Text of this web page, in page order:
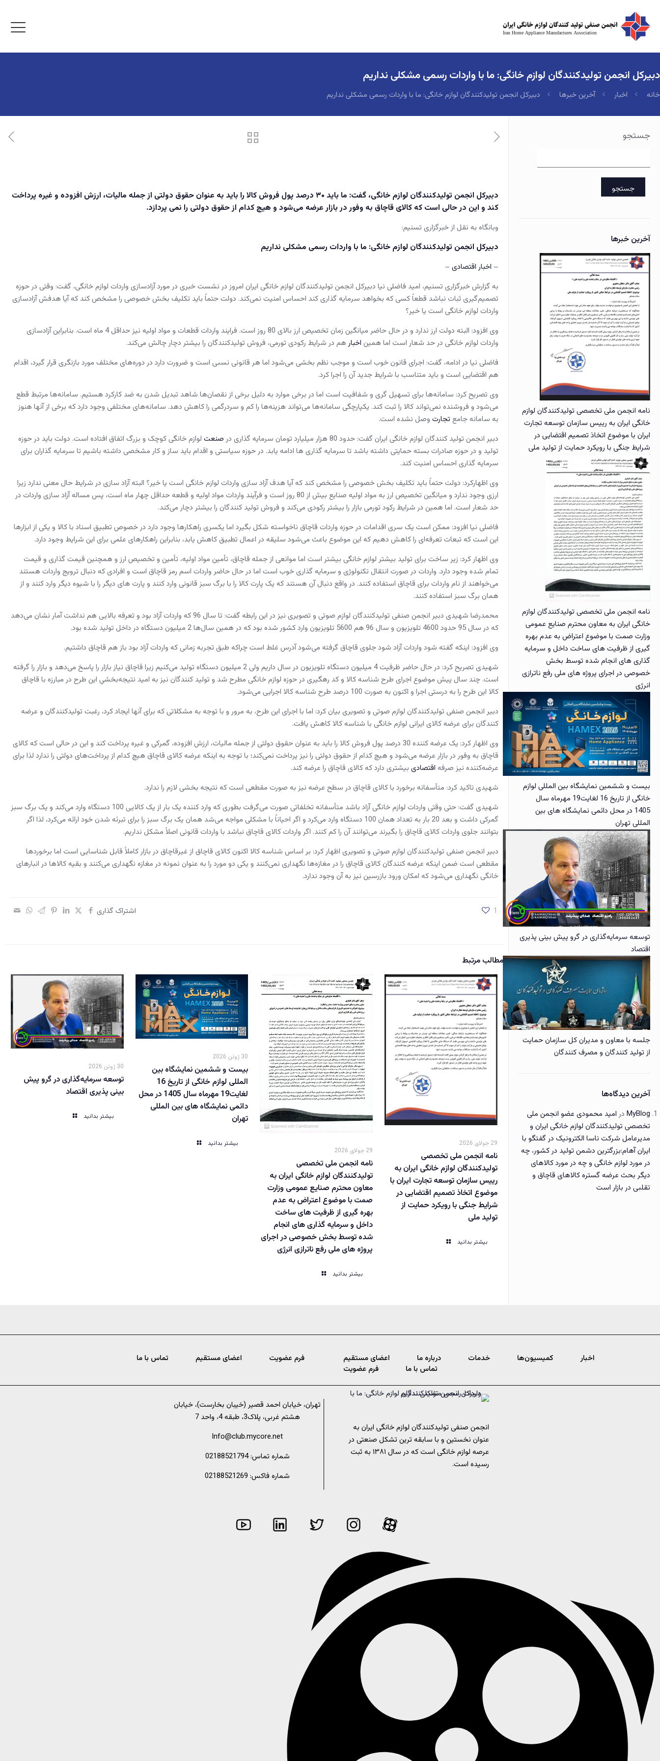
دبیرکل انجمن تولیدکنندگان لوازم خانگی: ما با واردات رسمی مشکلی نداریم
خانه اخبار آخرین خبرها دبیرکل انجمن تولیدکنندگان لوازم خانگی: ما با واردات رسمی مشکلی نداریم
دبیرکل انجمن تولیدکنندگان لوازم خانگی، گفت: ما باید ۳۰ درصد پول فروش کالا را باید به عنوان حقوق دولتی از جمله مالیات‌، ارزش افزوده و غیره پرداخت
کند و این در حالی است که کالای قاچاق به وفور در بازار عرضه می‌شود و هیچ کدام از حقوق دولتی را نمی پردازد.
وبانگاه به نقل از خبرگزاری تسنیم:
دبیرکل انجمن تولیدکنندگان لوازم خانگی: ما با واردات رسمی مشکلی نداریم
– اخبار اقتصادی –
به گزارش خبرگزاری تسنیم، امید فاضلی نیا دبیرکل انجمن تولیدکنندگان لوازم خانگی ایران امروز در نشست خبری در مورد آزادسازی واردات لوازم خانگی، گفت: وقتی در حوزه
تصمیم‌گیری ثبات نباشد قطعاً کسی که بخواهد سرمایه گذاری کند احساس امنیت نمی‌کند. دولت حتماً باید تکلیف بخش خصوصی را مشخص کند که آیا هدفش آزادسازی
واردات لوازم خانگی است یا خیر؟
وی افزود: البته دولت ارز ندارد و در حال حاضر میانگین زمان تخصیص ارز بالای 80 روز است. فرایند واردات قطعات و مواد اولیه نیز حداقل 4 ماه است. بنابراین آزادسازی
واردات لوازم خانگی در حد شعار است اما همین اخبارهم در شرایط رکودی تورمی، فروش تولیدکنندگان را بیشتر دچار چالش می‌کند.
فاضلی نیا در ادامه، گفت: اجرای قانون خوب است و موجب نظم بخشی می‌شود اما هر قانونی نسبی است و ضرورت دارد در دوره‌های مختلف مورد بازنگری قرار گیرد، اقدام
هم اقتضایی است و باید متناسب با شرایط جدید آن را اجرا کرد.
وی تصریح کرد: سامانه‌ها برای تسهیل گری و شفافیت است اما در برخی موارد به دلیل برخی از نقصان‌ها شاهد تبدیل شدن به ضد کارکرد هستیم. سامانه‌ها مرتبط قطع
می‌شود و فروشنده نمی‌تواند کالا را ثبت کند. یکپارچگی سامانه‌ها می‌تواند هزینه‌ها را کم و سردرگمی را کاهش دهد. سامانه‌های مختلفی وجود دارد که برخی از آنها هنوز
به سامانه جامع تجارت وصل نشده است.
دبیر انجمن تولید کنندگان لوازم خانگی ایران گفت: حدود 80 هزار میلیارد تومان سرمایه گذاری در
صنعت لوازم خانگی کوچک و بزرگ اتفاق افتاده است. دولت باید در حوزه
تولید و در حوزه صادرات بسته حمایتی داشته باشد تا سرمایه گذاری ها ادامه یابد. در حوزه سیاستی و اقدام باید ساز و کار مشخصی داشته باشیم تا سرمایه گذاران برای
سرمایه گذاری احساس امنیت کند.
وی اظهارکرد: دولت حتماً باید تکلیف بخش خصوصی را مشخص کند که آیا هدف آزاد سازی واردات لوازم خانگی است یا خیر؟ البته آزاد سازی در شرایط حال معنی ندارد زیرا
ارزی وجود ندارد و میانگین تخصیص ارز به مواد اولیه صنایع بیش از 80 روز است و فرآیند واردات مواد اولیه و قطعه حداقل چهار ماه است، پس مساله آزاد سازی واردات در
حد شعار است. اما همین در شرایط رکود تورمی بازار را بیشتر رکودی می‌کند و فروش تولید کنندگان را بیشتر دچار می‌کند.
فاضلی نیا افزود: ممکن است یک سری اقدامات در حوزه واردات قاچاق ناخواسته شکل بگیرد اما یکسری راهکارها وجود دارد در خصوص تطبیق اسناد با کالا و یکی از ابزارها
این است که تبعات تعرفه‌ای را کاهش دهیم که این موضوع باعث می‌شود سلیقه در اعمال تطبیق کاهش یابد، بنابراین راهکارهای علمی برای این شرایط وجود دارد.
وی اظهار کرد: زیر ساخت برای تولید بیشتر لوازم خانگی بیشتر است اما موانعی از جمله قاچاق، تأمین مواد اولیه، تأمین و تخصیص ارز و همچنین قیمت گذاری و قیمت
تمام شده وجود دارد. واردات در صورت انتقال تکنولوژی و سرمایه گذاری خوب است اما در حال حاضر واردات اسم رمز قاچاق است و افرادی که دنبال ترویج واردات هستند
می‌خواهند از نام واردات برای قاچاق استفاده کنند. در واقع دنبال آن هستند که یک پارت کالا را با برگ سبز قانونی وارد کنند و پارت های دیگر را با شیوه دیگر وارد کنند و از
همان برگ سبز استفاده کنند.
محمدرضا شهیدی دبیر انجمن صنفی تولیدکنندگان لوازم صوتی و تصویری نیز در این رابطه گفت: تا سال 96 که واردات آزاد بود و تعرفه بالایی هم نداشت آمار نشان می‌دهد
که در سال 95 حدود 4600 تلویزیون و سال 96 هم 5600 تلویزیون وارد کشور شده بود که در همین سال‌ها 2 میلیون دستگاه در داخل تولید شده بود.
وی افزود: اینکه گفته شود واردات آزاد شود جلوی قاچاق گرفته می‌شود آدرس غلط است چراکه طبق تجربه زمانی که واردات آزاد بود باز هم قاچاق داشتیم.
شهیدی تصریح کرد: در حال حاضر ظرفیت 4 میلیون دستگاه تلویزیون در سال داریم ولی 2 میلیون دستگاه تولید می‌کنیم زیرا قاچاق نیاز بازار را پاسخ می‌دهد و بازار را گرفته
است. چند سال پیش موضوع اجرای طرح شناسه کالا و کد رهگیری در حوزه لوازم خانگی مطرح شد و تولید کنندگان نیز به امید نتیجه‌بخشیِ این طرح در مبارزه با قاچاق
کالا این طرح را به درستی اجرا و اکنون به صورت 100 درصد طرح شناسه کالا اجرایی می‌شود.
دبیر انجمن صنفی تولیدکنندگان لوازم صوتی و تصویری بیان کرد: اما با اجرای این طرح، به مرور و با توجه به مشکلاتی که برای آنها ایجاد کرد، رغبت تولیدکنندگان و عرضه
کنندگان برای عرضه کالای ایرانی لوازم خانگی با شناسه کالا کاهش یافت.
وی اظهار کرد: یک عرضه کننده 30 درصد پول فروش کالا را باید به عنوان حقوق دولتی از جمله مالیات‌، ارزش افزوده، گمرکی و غیره پرداخت کند و این در حالی است که کالای
قاچاق به وفور در بازار عرضه می‌شود و هیچ کدام از حقوق دولتی را نیز پرداخت نمی‌کند؛ با توجه به اینکه عرضه کالای قاچاق هیچ کدام از پرداخت‌های دولتی را ندارد لذا برای
عرضه‌کننده نیز صرفه اقتصادی بیشتری دارد که کالای قاچاق را عرضه کند.
شهیدی تاکید کرد: متأسفانه برخورد با کالای قاچاق در سطح عرضه نیز به صورت مقطعی است که نتیجه بخشی لازم را ندارد.
شهیدی گفت: حتی وقتی واردات لوازم خانگی آزاد باشد متأسفانه تخلفاتی صورت می‌گرفت بطوری که وارد کننده یک بار از یک کالایی 100 دستگاه وارد می‌کند و یک برگ سبز
گمرکی داشت و بعد 20 بار به تعداد همان 100 دستگاه وارد می‌کرد و اگر احیاناً با مشکلی مواجه می‌شد همان یک برگ سبز را برای تبرئه شدن خود ارائه می‌کرد، لذا اگر
بتوانند جلوی واردات کالای قاچاق را بگیرند می‌توانند آن را کم کنند. اگر واردات کالای قاچاق نباشد با واردات قانونی اصلاً مشکل نداریم.
دبیر انجمن صنفی تولیدکنندگان لوازم صوتی و تصویری اظهار کرد: بر اساس شناسه کالا اکنون کالای قاچاق از غیرقاچاق در بازار کاملاً قابل شناسایی است اما برخوردها
مقطعی است ضمن اینکه عرضه کنندگان کالای قاچاق را در مغازه‌ها نگهداری نمی‌کنند و یکی دو مورد را به عنوان نمونه در مغازه نگهداری می‌کنند و بقیه کالاها در انبارهای
خانگی نگهداری می‌شود که امکان ورود بازرسین نیز به آن وجود ندارد.
اشتراک گذاری 1
مطالب مرتبط
29 جولای 2026
نامه انجمن ملی تخصصی
تولیدکنندگان لوازم خانگی ایران به
رییس سازمان توسعه تجارت ایران با
موضوع اتخاذ تصمیم اقتضایی در
شرایط جنگی با رویکرد حمایت از
تولید ملی
بیشتر بدانید
29 جولای 2026
نامه انجمن ملی تخصصی
تولیدکنندگان لوازم خانگی ایران به
معاون محترم صنایع عمومی وزارت
صمت با موضوع اعتراض به عدم
بهره گیری از ظرفیت های ساخت
داخل و سرمایه گذاری های انجام
شده توسط بخش خصوصی در اجرای
پروژه های ملی رفع ناترازی انرژی
بیشتر بدانید
30 ژوئن 2026
بیست و ششمین نمایشگاه بین
المللی لوازم خانگی از تاریخ 16
لغایت19 مهرماه سال 1405 در محل
دائمی نمایشگاه های بین المللی
تهران
بیشتر بدانید
30 ژوئن 2026
توسعه سرمایه‌گذاری در گرو پیش
بینی پذیری اقتصاد
بیشتر بدانید
جستجو
جستجو
آخرین خبرها
نامه انجمن ملی تخصصی تولیدکنندگان لوازم
خانگی ایران به رییس سازمان توسعه تجارت
ایران با موضوع اتخاذ تصمیم اقتضایی در
شرایط جنگی با رویکرد حمایت از تولید ملی
نامه انجمن ملی تخصصی تولیدکنندگان لوازم
خانگی ایران به معاون محترم صنایع عمومی
وزارت صمت با موضوع اعتراض به عدم بهره
گیری از ظرفیت های ساخت داخل و سرمایه
گذاری های انجام شده توسط بخش
خصوصی در اجرای پروژه های ملی رفع ناترازی
انرژی
بیست و ششمین نمایشگاه بین المللی لوازم
خانگی از تاریخ 16 لغایت19 مهرماه سال
1405 در محل دائمی نمایشگاه های بین
المللی تهران
توسعه سرمایه‌گذاری در گرو پیش بینی پذیری
اقتصاد
جلسه با معاون و مدیران کل سازمان حمایت
از تولید کنندگان و مصرف کنندگان
آخرین دیدگاه‌ها
MyBlog در امید محمودی عضو انجمن ملی
تخصصی تولیدکنندگان لوازم خانگی ایران و
مدیرعامل شرکت ناسا الکترونیک در گفتگو با
ایران آهام:بزرگترین دشمن تولید در کشور، چه
در مورد لوازم خانگی و چه در مورد کالاهای
دیگر بحث عرضه گستره کالاهای قاچاق و
تقلبی در بازار است
اخبار کمیسیون‌ها خدمات درباره ما
اعضای مستقیم
تماس با ما
فرم عضویت
فرم عضویت اعضای مستقیم تماس با ما
انجمن صنفی تولیدکنندگان لوازم خانگی ایران به
عنوان نخستین و با سابقه ترین تشکل صنعتی در
عرصه لوازم خانگی است که در سال ۱۳۸۱ به ثبت
رسیده است.
تهران، خیابان احمد قصیر (خیبان بخارست)، خیابان
هشتم غربی، پلاک3، طبقه 4، واحد 7
Info@club.mycore.net
شماره تماس: 02188521794
شماره فاکس: 02188521269